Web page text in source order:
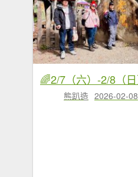
熊趴造 2026-02-08